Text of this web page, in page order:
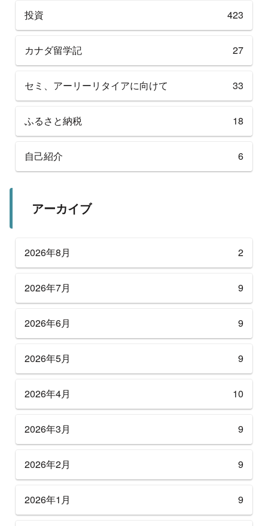
投資 423
カナダ留学記 27
セミ、アーリーリタイアに向けて 33
ふるさと納税 18
自己紹介 6
アーカイブ
2026年8月 2
2026年7月 9
2026年6月 9
2026年5月 9
2026年4月 10
2026年3月 9
2026年2月 9
2026年1月 9